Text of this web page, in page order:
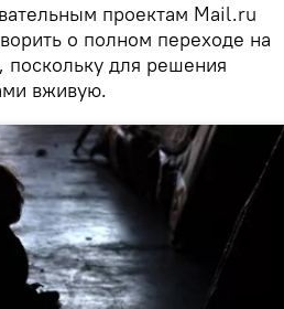
проектам Mail.ru
о полном переходе на
поскольку для решения
вживую.